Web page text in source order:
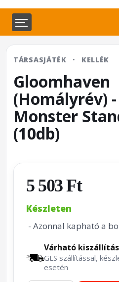
TÁRSASJÁTÉK · KELLÉK
Gloomhaven
(Homályrév)
Monster
(10db)
5 503 Ft
Készleten
- Azonnal kapható a
Várható
GLS szállítással,
esetén